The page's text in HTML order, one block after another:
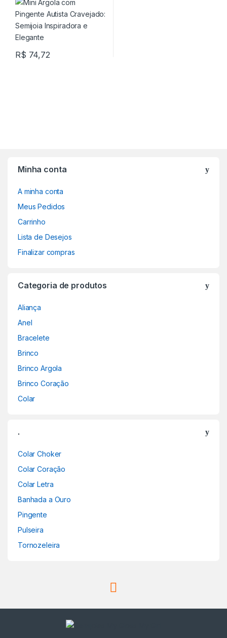
R$ 74,72
Minha conta
A minha conta
Meus Pedidos
Carrinho
Lista de Desejos
Finalizar compras
Categoria de produtos
Aliança
Anel
Bracelete
Brinco
Brinco Argola
Brinco Coração
Colar
.
Colar Choker
Colar Coração
Colar Letra
Banhada a Ouro
Pingente
Pulseira
Tornozeleira